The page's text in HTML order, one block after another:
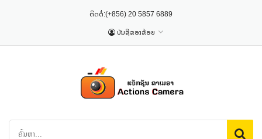
ຕິດຕໍ່:(+856) 20 5857 6889
ບັນຊີຂອງຂ້ອຍ